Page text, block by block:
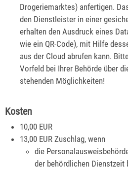
Drogeriemarktes) anfertigen.
den Dienstleister in einer
erhalten den Ausdruck eines
wie ein QR-Code), mit Hilfe
aus der Cloud abrufen kann.
Vorfeld bei Ihrer Behörde über
stehenden Möglichkeiten!
Kosten
10,00 EUR
13,00 EUR Zuschlag, wenn
die
der behördlichen Dienstzeit